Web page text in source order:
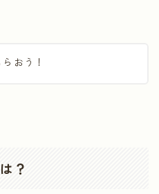
おう！
？